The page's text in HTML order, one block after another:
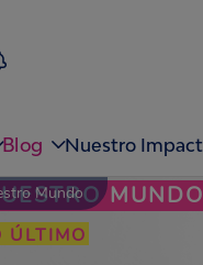
Blog Nuestro
MUNDO
ÚLTIMO
Mundo